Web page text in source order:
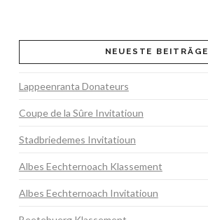
NEUESTE BEITRÄGE
Lappeenranta Donateurs
Coupe de la Sûre Invitatioun
Stadbriedemes Invitatioun
Albes Eechternoach Klassement
Albes Eechternoach Invitatioun